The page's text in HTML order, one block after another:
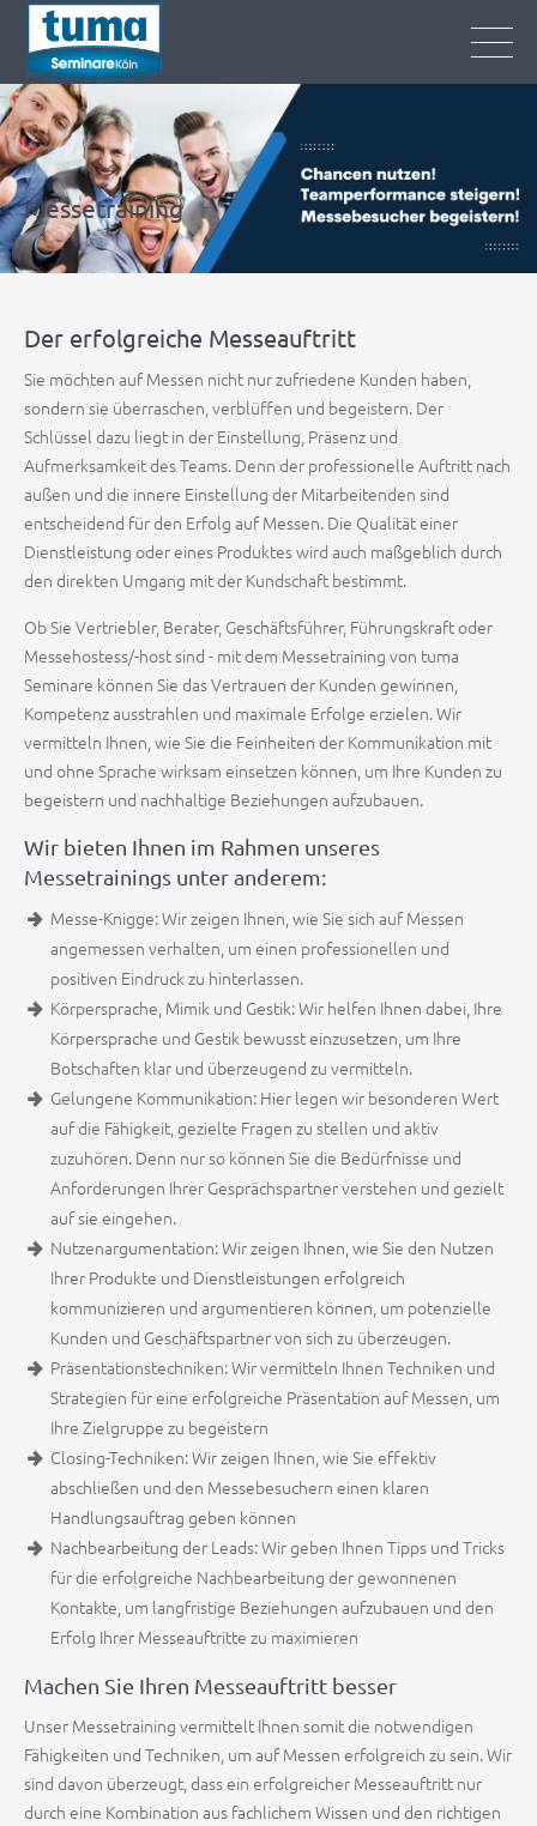
Messetraining
Der erfolgreiche Messeauftritt
Sie möchten auf Messen nicht nur zufriedene Kunden haben,
sondern sie überraschen, verblüffen und begeistern. Der
Schlüssel dazu liegt in der Einstellung, Präsenz und
Aufmerksamkeit des Teams. Denn der professionelle Auftritt nach
außen und die innere Einstellung der Mitarbeitenden sind
entscheidend für den Erfolg auf Messen. Die Qualität einer
Dienstleistung oder eines Produktes wird auch maßgeblich durch
den direkten Umgang mit der Kundschaft bestimmt.
Ob Sie Vertriebler, Berater, Geschäftsführer, Führungskraft oder
Messehostess/-host sind - mit dem Messetraining von tuma
Seminare können Sie das Vertrauen der Kunden gewinnen,
Kompetenz ausstrahlen und maximale Erfolge erzielen. Wir
vermitteln Ihnen, wie Sie die Feinheiten der Kommunikation mit
und ohne Sprache wirksam einsetzen können, um Ihre Kunden zu
begeistern und nachhaltige Beziehungen aufzubauen.
Wir bieten Ihnen im Rahmen unseres
Messetrainings unter anderem:
Messe-Knigge: Wir zeigen Ihnen, wie Sie sich auf Messen
angemessen verhalten, um einen professionellen und
positiven Eindruck zu hinterlassen.
Körpersprache, Mimik und Gestik: Wir helfen Ihnen dabei, Ihre
Körpersprache und Gestik bewusst einzusetzen, um Ihre
Botschaften klar und überzeugend zu vermitteln.
Gelungene Kommunikation: Hier legen wir besonderen Wert
auf die Fähigkeit, gezielte Fragen zu stellen und aktiv
zuzuhören. Denn nur so können Sie die Bedürfnisse und
Anforderungen Ihrer Gesprächspartner verstehen und gezielt
auf sie eingehen.
Nutzenargumentation: Wir zeigen Ihnen, wie Sie den Nutzen
Ihrer Produkte und Dienstleistungen erfolgreich
kommunizieren und argumentieren können, um potenzielle
Kunden und Geschäftspartner von sich zu überzeugen.
Präsentationstechniken: Wir vermitteln Ihnen Techniken und
Strategien für eine erfolgreiche Präsentation auf Messen, um
Ihre Zielgruppe zu begeistern
Closing-Techniken: Wir zeigen Ihnen, wie Sie effektiv
abschließen und den Messebesuchern einen klaren
Handlungsauftrag geben können
Nachbearbeitung der Leads: Wir geben Ihnen Tipps und Tricks
für die erfolgreiche Nachbearbeitung der gewonnenen
Kontakte, um langfristige Beziehungen aufzubauen und den
Erfolg Ihrer Messeauftritte zu maximieren
Machen Sie Ihren Messeauftritt besser
Unser Messetraining vermittelt Ihnen somit die notwendigen
Fähigkeiten und Techniken, um auf Messen erfolgreich zu sein. Wir
sind davon überzeugt, dass ein erfolgreicher Messeauftritt nur
durch eine Kombination aus fachlichem Wissen und den richtigen